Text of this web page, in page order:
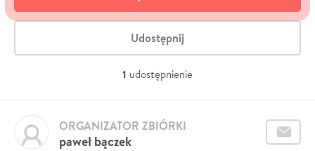
Udostępnij
1 udostępnienie
paweł bączek
ORGANIZATOR ZBIÓRKI